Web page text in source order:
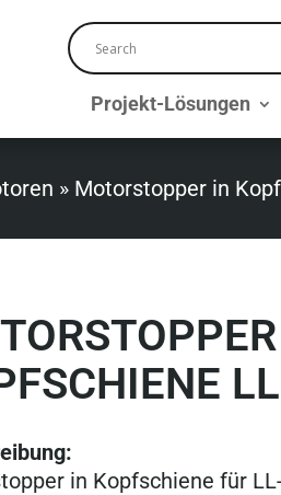
Projekt-Lösungen
» Motorstopper in
in Kopfschiene für